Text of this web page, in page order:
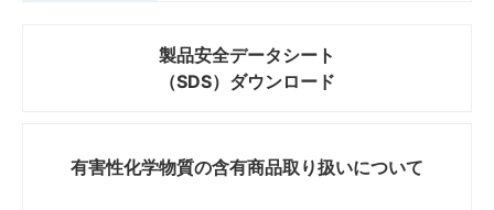
製品安全データシート
（SDS）ダウンロード
有害性化学物質の含有商品取り扱いについて